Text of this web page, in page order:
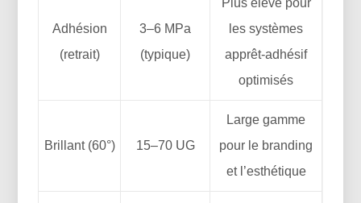
Adhésion
(retrait)
3–6 MPa
(typique)
Plus élevé pour
les systèmes
apprêt-adhésif
optimisés
Brillant (60°) 15–70 UG
Large gamme
pour le branding
et l’esthétique